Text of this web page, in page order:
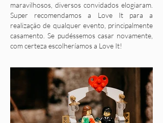
maravilhosos, diversos convidados elogiaram.
Super recomendamos a Love It para a
realização de qualquer evento, principalmente
casamento. Se pudéssemos casar novamente,
com certeza escolheríamos a Love It!